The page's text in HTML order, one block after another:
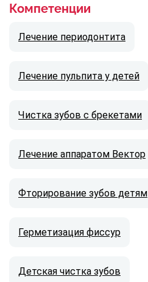
Компетенции
Лечение периодонтита
Лечение пульпита у детей
Чистка зубов с брекетами
Лечение аппаратом Вектор
Фторирование зубов детям
Герметизация фиссур
Детская чистка зубов